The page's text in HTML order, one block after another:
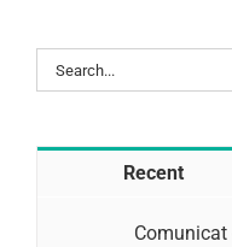
Search
for:
Recent
Comunicat